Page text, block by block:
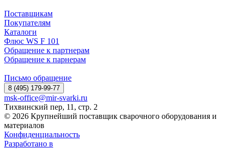
Поставщикам
Покупателям
Каталоги
Флюс WS F 101
Обращение к партнерам
Обращение к парнерам
Письмо обращение
8 (495) 179-99-77
msk-office@mir-svarki.ru
Тихвинский пер, 11, стр. 2
© 2026 Крупнейший поставщик сварочного оборудования и
материалов
Конфиденциальность
Разработано в